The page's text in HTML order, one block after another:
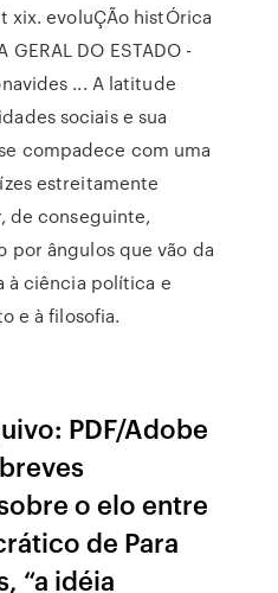
xix. evoluÇÃo histÓrica
DO ESTADO -
... A latitude
sociais e sua
compadece com uma
estreitamente
de conseguinte,
por ângulos que vão da
à ciência política e
e à filosofia.
PDF/Adobe
o elo entre
de Para
“a idéia